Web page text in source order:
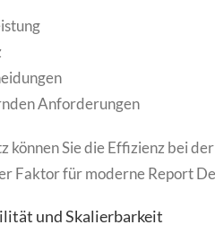
Anforderungen
Sie die Effizienz bei
Faktor für moderne Report
und Skalierbarkeit